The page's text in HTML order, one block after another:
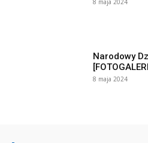
Narodowy
8 maja 2024